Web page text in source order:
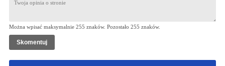
Można wpisać maksymalnie 255 znaków. Pozostało 255 znaków.